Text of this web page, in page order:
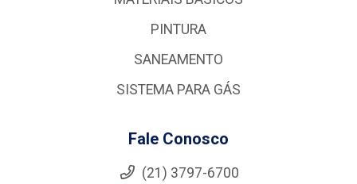
PINTURA
SANEAMENTO
SISTEMA PARA GÁS
Fale Conosco
(21) 3797-6700